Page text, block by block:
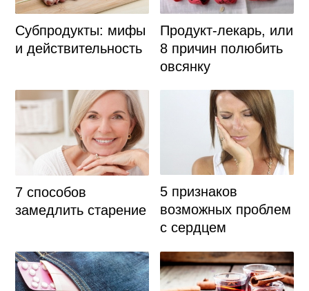
Субпродукты: мифы
и действительность
Продукт-лекарь, или
8 причин полюбить
овсянку
7 способов
замедлить старение
5 признаков
возможных проблем
с сердцем